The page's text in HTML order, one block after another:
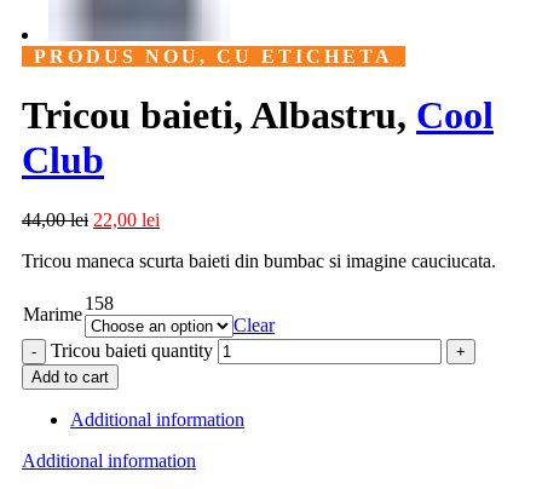
PRODUS NOU, CU ETICHETA
Tricou baieti, Albastru, Cool
Club
44,00lei 22,00 lei
Tricou maneca scurta baieti din bumbac si imagine cauciucata.
Marime
158
Clear
Tricou baieti quantity
Add to cart
Additional information
Additional information